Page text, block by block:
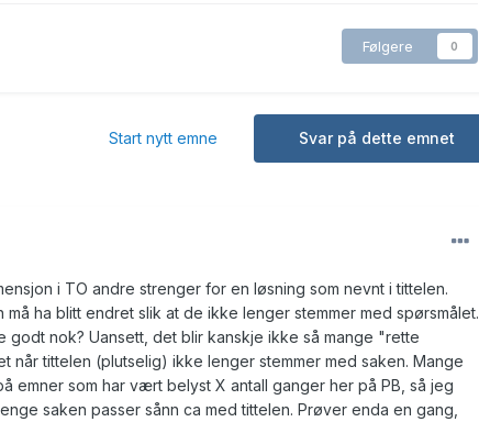
Følgere 0
Svar på dette emnet
Start nytt emne
i TO andre strenger for en løsning som nevnt i tittelen.
ha blitt endret slik at de ikke lenger stemmer med spørsmålet.
godt nok? Uansett, det blir kanskje ikke så mange "rette
når tittelen (plutselig) ikke lenger stemmer med saken. Mange
emner som har vært belyst X antall ganger her på PB, så jeg
saken passer sånn ca med tittelen. Prøver enda en gang,